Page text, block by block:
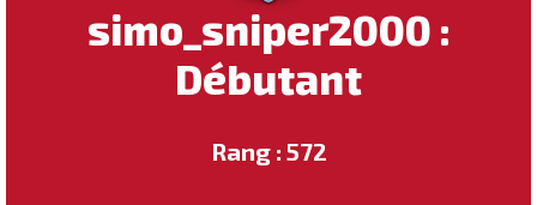
simo_sniper2000 :
Débutant
Rang : 572